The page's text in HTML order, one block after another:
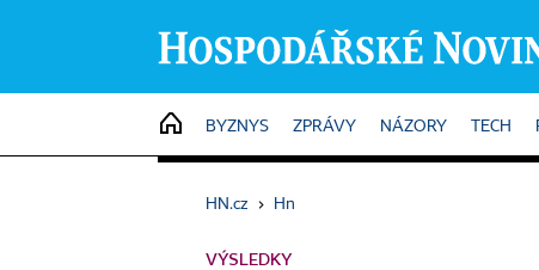
HOME
BYZNYS ZPRÁVY NÁZORY TECH
HN.cz › Hn
VÝSLEDKY